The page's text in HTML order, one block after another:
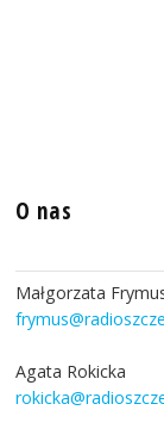
O nas
Małgorzata
Agata Rokicka